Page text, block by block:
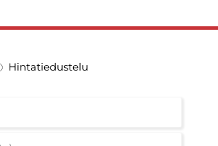
Hintatiedustelu